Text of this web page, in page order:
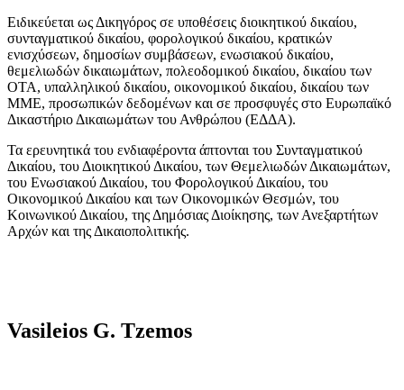
Ειδικεύεται ως Δικηγόρος σε υποθέσεις διοικητικού δικαίου,
συνταγματικού δικαίου, φορολογικού δικαίου, κρατικών
ενισχύσεων, δημοσίων συμβάσεων, ενωσιακού δικαίου,
θεμελιωδών δικαιωμάτων, πολεοδομικού δικαίου, δικαίου των
ΟΤΑ, υπαλληλικού δικαίου, οικονομικού δικαίου, δικαίου των
ΜΜΕ, προσωπικών δεδομένων και σε προσφυγές στο Ευρωπαϊκό
Δικαστήριο Δικαιωμάτων του Ανθρώπου (ΕΔΔΑ).
Τα ερευνητικά του ενδιαφέροντα άπτονται του Συνταγματικού
Δικαίου, του Διοικητικού Δικαίου, των Θεμελιωδών Δικαιωμάτων,
του Ενωσιακού Δικαίου, του Φορολογικού Δικαίου, του
Οικονομικού Δικαίου και των Οικονομικών Θεσμών, του
Κοινωνικού Δικαίου, της Δημόσιας Διοίκησης, των Ανεξαρτήτων
Αρχών και της Δικαιοπολιτικής.
Vasileios G. Tzemos